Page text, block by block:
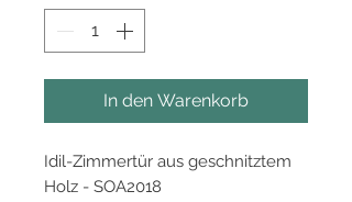
In den Warenkorb
Idil-Zimmertür aus geschnitztem
Holz - SOA2018